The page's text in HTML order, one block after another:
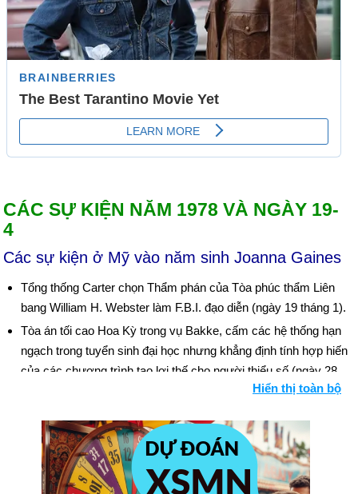
CÁC SỰ KIỆN NĂM 1978 VÀ NGÀY 19-
4
Các sự kiện ở Mỹ vào năm sinh Joanna Gaines
Tổng thống Carter chọn Thẩm phán của Tòa phúc thẩm Liên
bang William H. Webster làm F.B.I. đạo diễn (ngày 19 tháng 1).
Tòa án tối cao Hoa Kỳ trong vụ Bakke, cấm các hệ thống hạn
ngạch trong tuyển sinh đại học nhưng khẳng định tính hợp hiến
của các chương trình tạo lợi thế cho người thiểu số (ngày 28
Ngày sinh Joanna Gaines (19-4) trong lịch sử
Ngày 19-4 năm 1775:Bắt đầu cuộc Cách mạng Hoa Kỳ.
"Phát súng được nghe khắp thế giới" đã được khai hỏa.
Colonial Minutemen đã tham gia vào lực lượng chính quy của
Hiển thị toàn bộ